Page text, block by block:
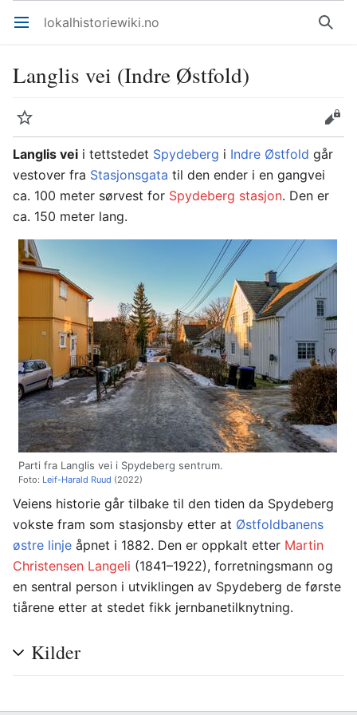
Åpne hovedmenyen lokalhistoriewiki.no Søk
Langlis vei (Indre Østfold)
Overvåk
Rediger
Langlis vei i tettstedet Spydeberg i Indre Østfold går
vestover fra Stasjonsgata til den ender i en gangvei
ca. 100 meter sørvest for Spydeberg stasjon. Den er
ca. 150 meter lang.
Parti fra Langlis vei i Spydeberg sentrum.
Foto: Leif-Harald Ruud (2022)
Veiens historie går tilbake til den tiden da Spydeberg
vokste fram som stasjonsby etter at Østfoldbanens
østre linje åpnet i 1882. Den er oppkalt etter Martin
Christensen Langeli (1841–1922), forretningsmann og
en sentral person i utviklingen av Spydeberg de første
tiårene etter at stedet fikk jernbanetilknytning.
Kilder